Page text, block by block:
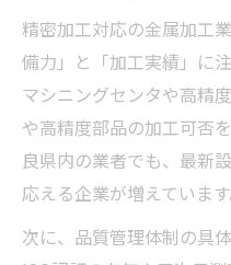
精密加工対応の金属加工
備力」と「加工実績」に
マシニングセンタや高精
や高精度部品の加工可否
良県内の業者でも、最新
応える企業が増えています
次に、品質管理体制の具